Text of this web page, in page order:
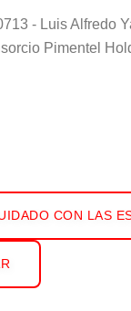
- Luis Alfredo
Pimentel
CON LAS